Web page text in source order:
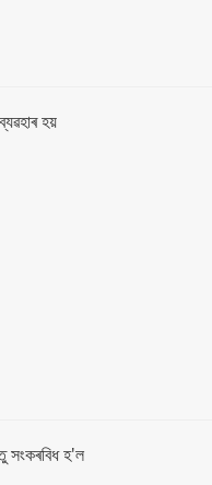
হয়
সংকৰবিধ হ'ল